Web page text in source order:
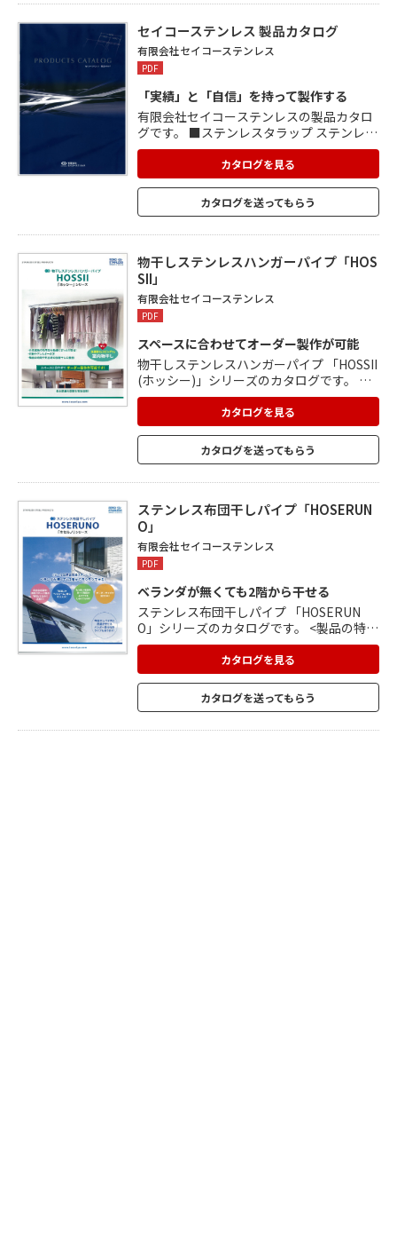
ダーアイテムも対応。 立ち上がりや段差の
補助に便利な、収納椅子や手すりもありま
す。
セイコーステンレス 製品カタログ
有限会社セイコーステンレス
PDF
「実績」と「自信」を持って製作する
有限会社セイコーステンレスの製品カタロ
グです。 ■ステンレスタラップ ステンレス
タラップの規格サイズを取り扱っており、
取付場所に合わせた希望寸法でのタラップ
製作も得意としています。 バリエーション:
Rタイプ、Iタイプ etc ■ステンレスガード
パイプ 街でよくみかける最も一般的な形状
用されているタイプです。 バリエーション:
Sタイプ/ゲート型、SAタイプ/ゲート型 etc
カタログを見る
カタログを送ってもらう
物干しステンレスハンガーパイプ「HOS
SII」
有限会社セイコーステンレス
PDF
スペースに合わせてオーダー製作が可能
物干しステンレスハンガーパイプ 「HOSSII
(ホッシー)」シリーズのカタログです。 洗
濯後の効率的な動線にぴったり取付でき、
花粉やアレルギーの方、梅雨の時期や 外出
時の部屋干しに最適です。 ■ハンガー掛け
付きZGタイプ ランドリーハンガーがしっ
かり吊るせる ZGタイプが登場しました。
のタイプです。
カタログを見る
カタログを送ってもらう
ステンレス布団干しパイプ「HOSERUN
O」
有限会社セイコーステンレス
PDF
ベランダが無くても2階から干せる
ステンレス布団干しパイプ 「HOSERUN
O」シリーズのカタログです。 <製品の特徴
> ■完全自社制作。「自信」を込めてお届
けします。 ■「新築」や「リフォーム」時
におすすめです。 ■重い布団を持って階段
の上り下りをしなくてもOK。 ■オーダー
サイズで加工OK。 <ラインナップ> ■HOS
カタログを見る
カタログを送ってもらう